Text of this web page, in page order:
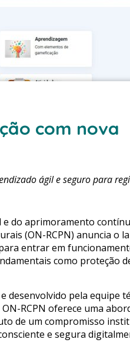
com nova
ágil e seguro para
do aprimoramento
(ON-RCPN) anuncia o
entrar em
como proteção
desenvolvido pela equipe
RCPN oferece uma
de um compromisso
e segura